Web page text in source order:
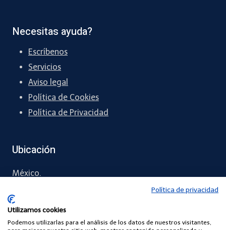
Necesitas ayuda?
Escríbenos
Servicios
Aviso legal
Política de Cookies
Política de Privacidad
Ubicación
México.
55 6071 4371
contacto@comunidadescuelasdigitales.com
Política de privacidad
Utilizamos cookies
Podemos utilizarlas para el análisis de los datos de nuestros visitantes,